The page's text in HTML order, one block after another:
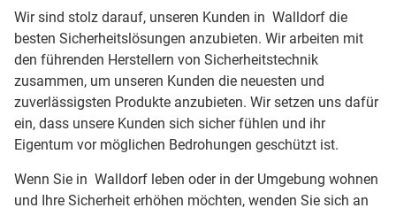
Wir sind stolz darauf, unseren Kunden in Walldorf die
besten Sicherheitslösungen anzubieten. Wir arbeiten mit
den führenden Herstellern von Sicherheitstechnik
zusammen, um unseren Kunden die neuesten und
zuverlässigsten Produkte anzubieten. Wir setzen uns dafür
ein, dass unsere Kunden sich sicher fühlen und ihr
Eigentum vor möglichen Bedrohungen geschützt ist.
Wenn Sie in Walldorf leben oder in der Umgebung wohnen
und Ihre Sicherheit erhöhen möchten, wenden Sie sich an